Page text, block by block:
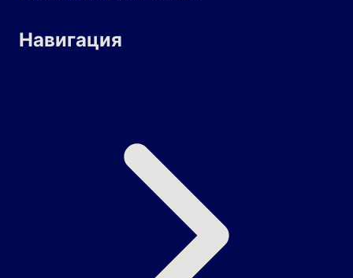
Навигация